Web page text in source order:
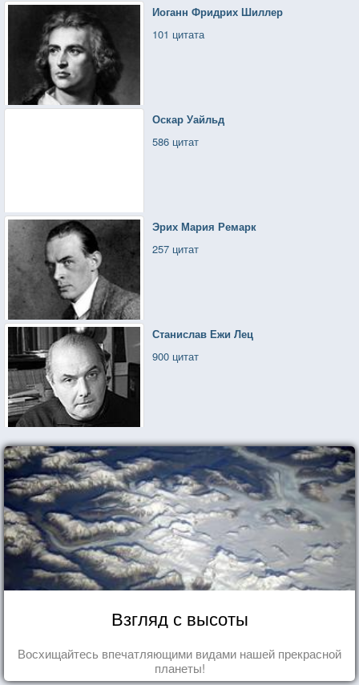
Иоганн Фридрих Шиллер
101 цитата
Оскар Уайльд
586 цитат
Эрих Мария Ремарк
257 цитат
Станислав Ежи Лец
900 цитат
Взгляд с высоты
Восхищайтесь впечатляющими видами нашей прекрасной
планеты!